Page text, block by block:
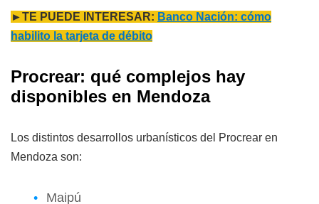
►TE PUEDE INTERESAR: Banco Nación: cómo
habilito la tarjeta de débito
Procrear: qué complejos hay
disponibles en Mendoza
Los distintos desarrollos urbanísticos del Procrear en
Mendoza son:
Maipú